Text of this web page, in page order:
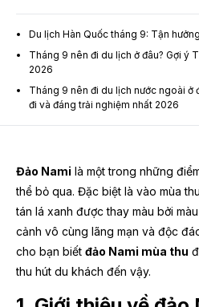
Du lịch Hàn Quốc tháng 9: Tận
Tháng 9 nên đi du lịch ở đâu? Gợi ý
2026
Tháng 9 nên đi du lịch nước ngoài ở
đi và đáng trải nghiệm nhất 2026
Đảo Nami là một trong những
thể bỏ qua. Đặc biệt là vào mùa
tán lá xanh được thay màu bởi
cảnh vô cùng lãng mạn và độc
cho bạn biết đảo Nami mùa thu
thu hút du khách đến vậy.